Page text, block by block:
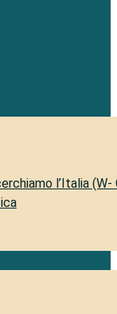
l’Italia (W-